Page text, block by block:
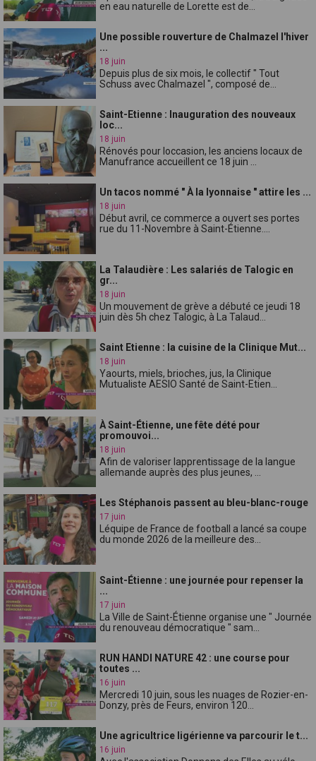
en eau naturelle de Lorette est de...
Une possible rouverture de Chalmazel l'hiver
...
18 juin
Depuis plus de six mois, le collectif " Tout
Schuss avec Chalmazel ", composé de...
Saint-Etienne : Inauguration des nouveaux
loc...
18 juin
Rénovés pour loccasion, les anciens locaux de
Manufrance accueillent ce 18 juin ...
Un tacos nommé " À la lyonnaise " attire les ...
18 juin
Début avril, ce commerce a ouvert ses portes
rue du 11-Novembre à Saint-Étienne....
La Talaudière : Les salariés de Talogic en
gr...
18 juin
Un mouvement de grève a débuté ce jeudi 18
juin dès 5h chez Talogic, à La Talaud...
Saint Etienne : la cuisine de la Clinique Mut...
18 juin
Yaourts, miels, brioches, jus, la Clinique
Mutualiste AESIO Santé de Saint-Etien...
À Saint-Étienne, une fête dété pour
promouvoi...
18 juin
Afin de valoriser lapprentissage de la langue
allemande auprès des plus jeunes, ...
Les Stéphanois passent au bleu-blanc-rouge
17 juin
Léquipe de France de football a lancé sa coupe
du monde 2026 de la meilleure des...
Saint-Étienne : une journée pour repenser la
...
17 juin
La Ville de Saint-Étienne organise une " Journée
du renouveau démocratique " sam...
RUN HANDI NATURE 42 : une course pour
toutes ...
16 juin
Mercredi 10 juin, sous les nuages de Rozier-en-
Donzy, près de Feurs, environ 120...
Une agricultrice ligérienne va parcourir le t...
16 juin